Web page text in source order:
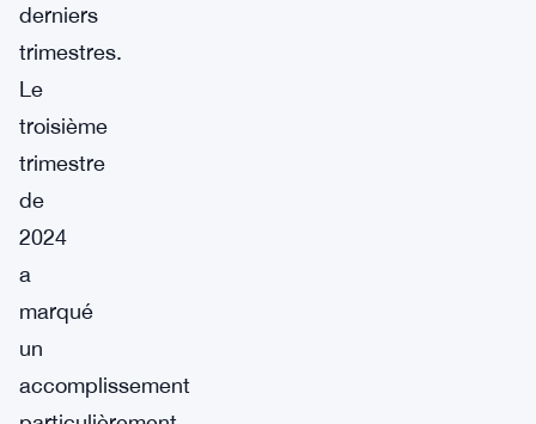
derniers
trimestres.
Le
troisième
trimestre
de
2024
a
marqué
un
accomplissement